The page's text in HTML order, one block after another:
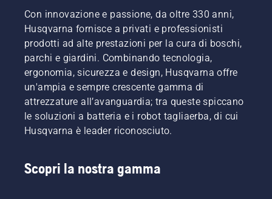
Con innovazione e passione, da oltre 330 anni,
Husqvarna fornisce a privati e professionisti
prodotti ad alte prestazioni per la cura di boschi,
parchi e giardini. Combinando tecnologia,
ergonomia, sicurezza e design, Husqvarna offre
un'ampia e sempre crescente gamma di
attrezzature all’avanguardia; tra queste spiccano
le soluzioni a batteria e i robot tagliaerba, di cui
Husqvarna è leader riconosciuto.
Scopri la nostra gamma